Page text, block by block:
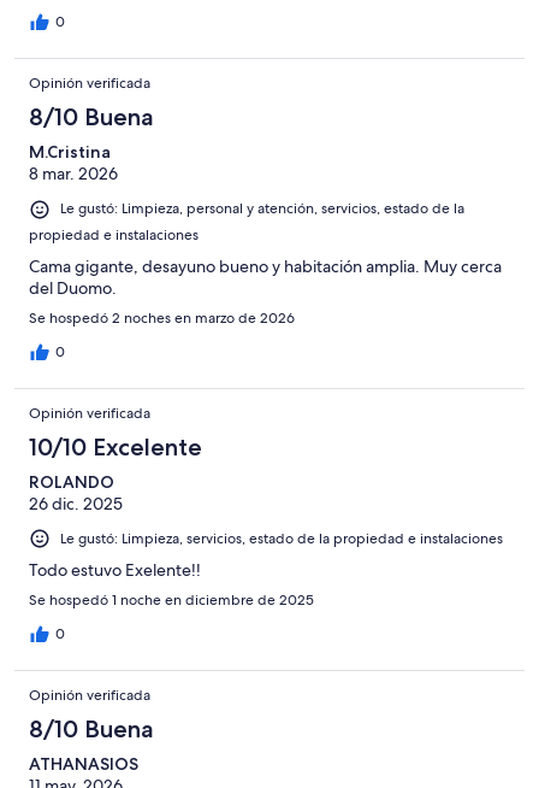
0
Opinión verificada
8/10 Buena
M.Cristina
8 mar. 2026
Le gustó: Limpieza, personal y atención, servicios, estado de la
propiedad e instalaciones
Cama gigante, desayuno bueno y habitación amplia. Muy cerca
del Duomo.
Se hospedó 2 noches en marzo de 2026
0
Opinión verificada
10/10 Excelente
ROLANDO
26 dic. 2025
Le gustó: Limpieza, servicios, estado de la propiedad e instalaciones
Todo estuvo Exelente!!
Se hospedó 1 noche en diciembre de 2025
0
Opinión verificada
8/10 Buena
ATHANASIOS